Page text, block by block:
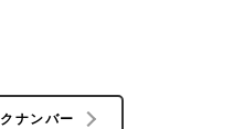
ナンバー